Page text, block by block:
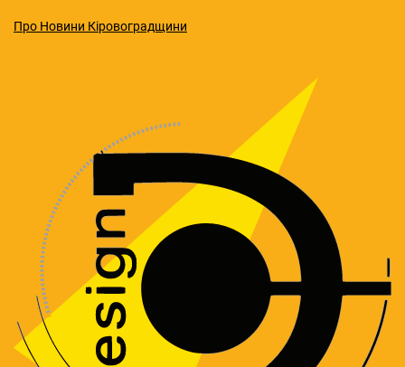
Про Новини Кіровоградщини